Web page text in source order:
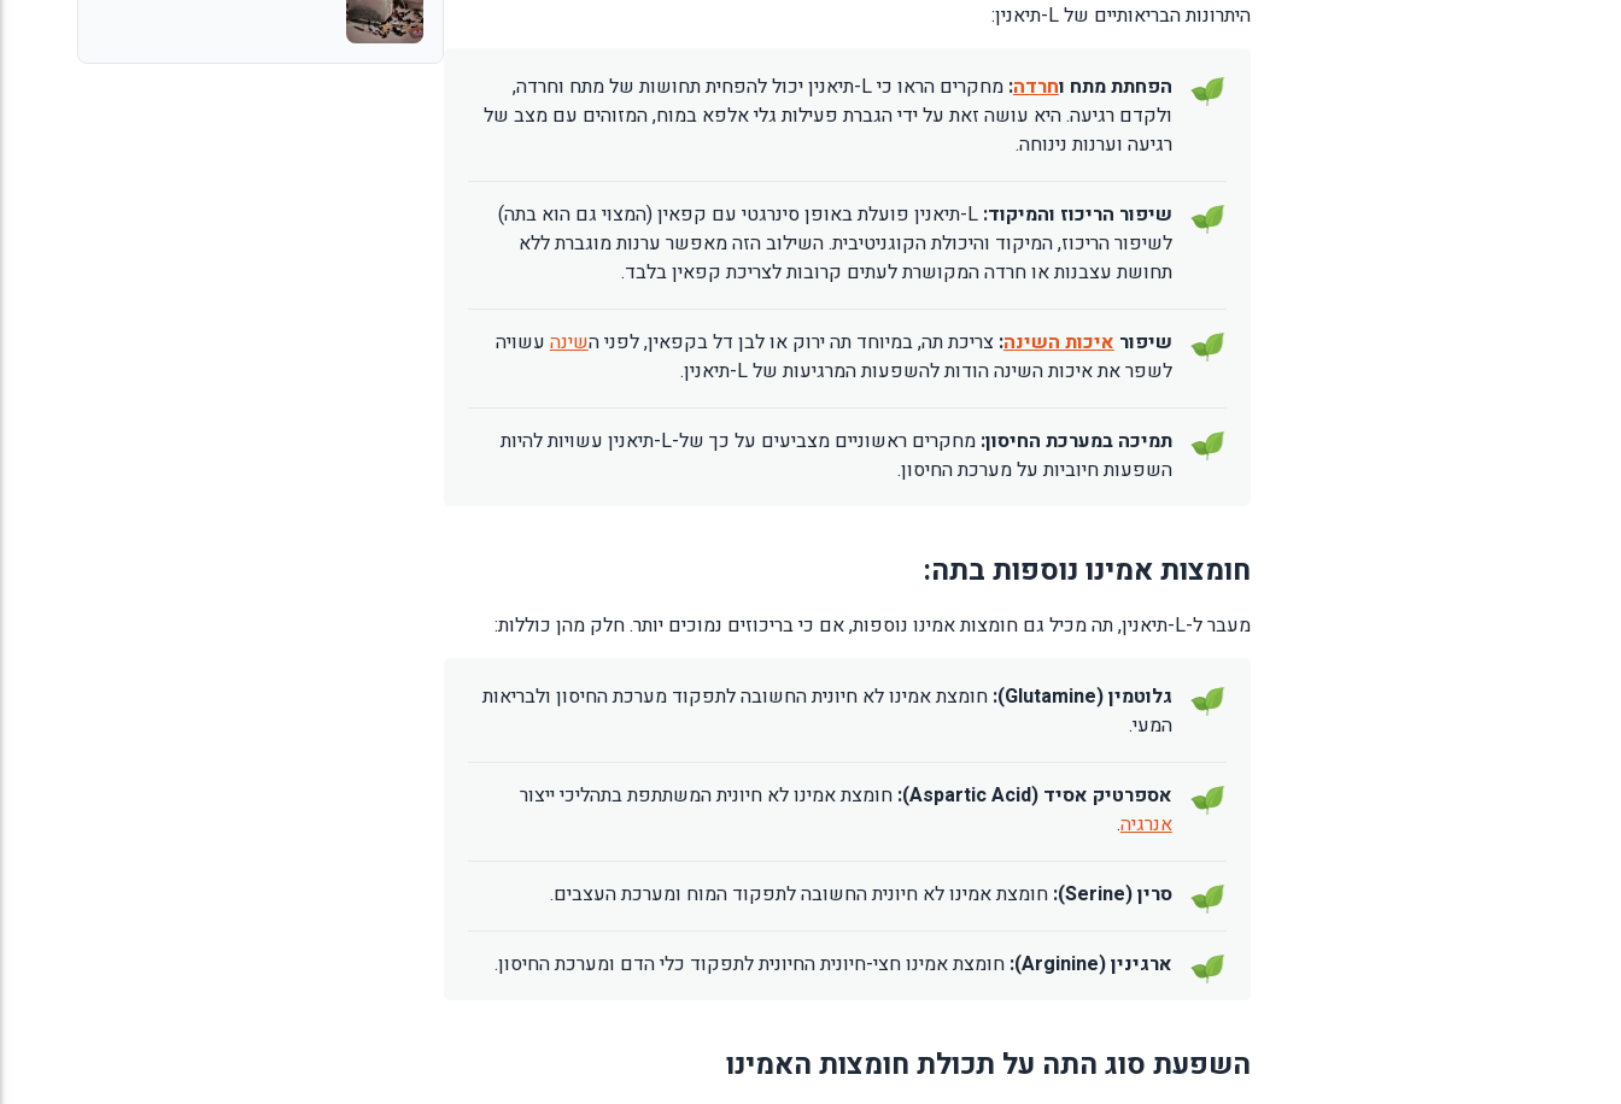
היתרונות הבריאותיים של L-תיאנין:
הפחתת מתח וחרדה:
מחקרים הראו כי L-תיאנין יכול להפחית תחושות של מתח וחרדה,
ולקדם רגיעה. היא עושה זאת על ידי הגברת פעילות גלי אלפא במוח, המזוהים עם מצב של
רגיעה וערנות נינוחה.
שיפור הריכוז והמיקוד:
L-תיאנין פועלת באופן סינרגטי עם קפאין (המצוי גם הוא בתה)
לשיפור הריכוז, המיקוד והיכולת הקוגניטיבית. השילוב הזה מאפשר ערנות מוגברת ללא
תחושת עצבנות או חרדה המקושרת לעתים קרובות לצריכת קפאין בלבד.
שיפוראיכות השינה: צריכת תה, במיוחד תה ירוק או לבן דל בקפאין, לפני השינהעשויה
לשפר את איכות השינה הודות להשפעות המרגיעות של L-תיאנין.
תמיכה במערכת החיסון:
מחקרים ראשוניים מצביעים על כך של-L-תיאנין עשויות להיות
השפעות חיוביות על מערכת החיסון.
חומצות אמינו נוספות בתה:
מעבר ל-L-תיאנין, תה מכיל גם חומצות אמינו נוספות, אם כי בריכוזים נמוכים יותר. חלק מהן כוללות:
גלוטמין (Glutamine):
חומצת אמינו לא חיונית החשובה לתפקוד מערכת החיסון ולבריאות
המעי.
אספרטיק אסיד (Aspartic Acid):
חומצת אמינו לא חיונית המשתתפת בתהליכי ייצור
אנרגיה.
סרין (Serine): חומצת אמינו לא חיונית החשובה לתפקוד המוח ומערכת העצבים.
ארגינין (Arginine): חומצת אמינו חצי-חיונית החיונית לתפקוד כלי הדם ומערכת החיסון.
השפעת סוג התה על תכולת חומצות האמינו